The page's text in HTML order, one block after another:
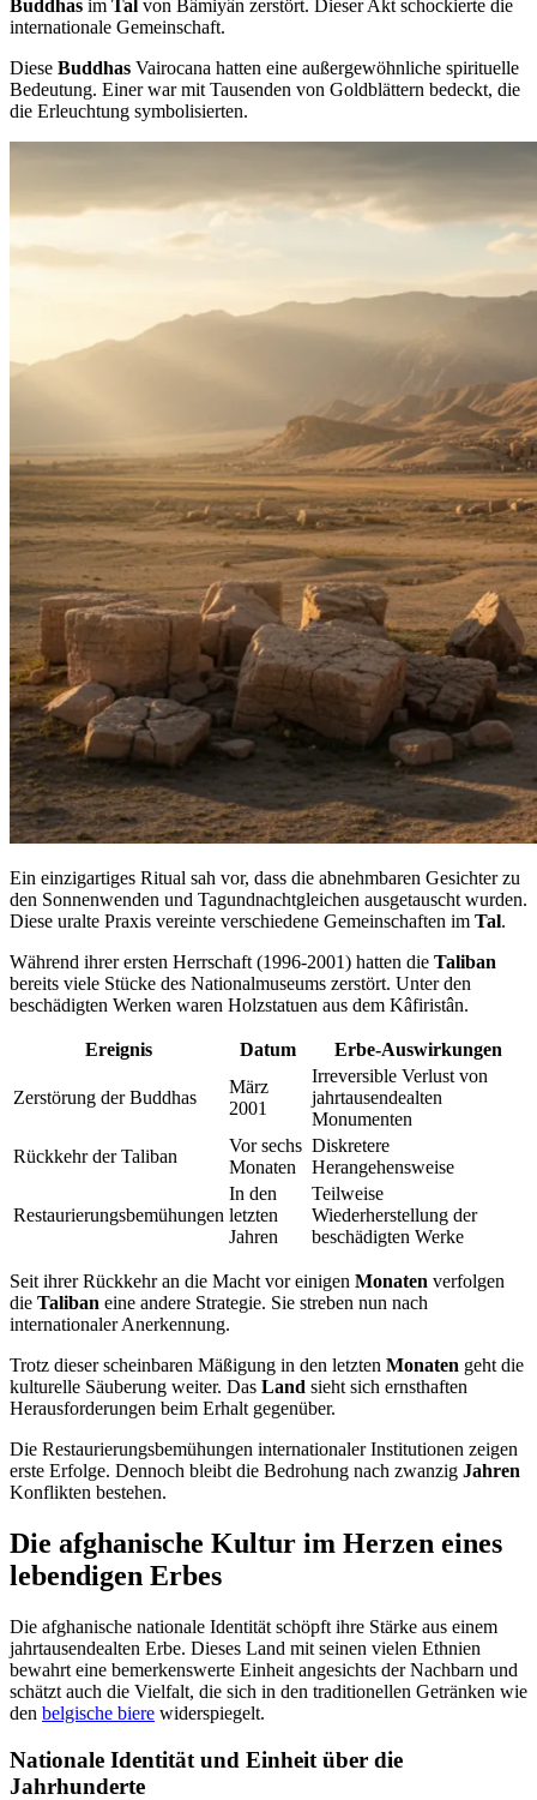
Buddhas im Tal von Bâmiyân zerstört. Dieser Akt schockierte die
internationale Gemeinschaft.
Diese Buddhas Vairocana hatten eine außergewöhnliche spirituelle
Bedeutung. Einer war mit Tausenden von Goldblättern bedeckt, die
die Erleuchtung symbolisierten.
Ein einzigartiges Ritual sah vor, dass die abnehmbaren Gesichter zu
den Sonnenwenden und Tagundnachtgleichen ausgetauscht wurden.
Diese uralte Praxis vereinte verschiedene Gemeinschaften im Tal.
Während ihrer ersten Herrschaft (1996-2001) hatten die Taliban
bereits viele Stücke des Nationalmuseums zerstört. Unter den
beschädigten Werken waren Holzstatuen aus dem Kâfiristân.
Ereignis Datum Erbe-Auswirkungen
Zerstörung der Buddhas
März
2001
Irreversible Verlust von
jahrtausendealten
Monumenten
Rückkehr der Taliban
Vor sechs
Monaten
Diskretere
Herangehensweise
Restaurierungsbemühungen
In den
letzten
Jahren
Teilweise
Wiederherstellung der
beschädigten Werke
Seit ihrer Rückkehr an die Macht vor einigen Monaten verfolgen
die Taliban eine andere Strategie. Sie streben nun nach
internationaler Anerkennung.
Trotz dieser scheinbaren Mäßigung in den letzten Monaten geht die
kulturelle Säuberung weiter. Das Land sieht sich ernsthaften
Herausforderungen beim Erhalt gegenüber.
Die Restaurierungsbemühungen internationaler Institutionen zeigen
erste Erfolge. Dennoch bleibt die Bedrohung nach zwanzig Jahren
Konflikten bestehen.
Die afghanische Kultur im Herzen eines
lebendigen Erbes
Die afghanische nationale Identität schöpft ihre Stärke aus einem
jahrtausendealten Erbe. Dieses Land mit seinen vielen Ethnien
bewahrt eine bemerkenswerte Einheit angesichts der Nachbarn und
schätzt auch die Vielfalt, die sich in den traditionellen Getränken wie
den belgische biere widerspiegelt.
Nationale Identität und Einheit über die
Jahrhunderte